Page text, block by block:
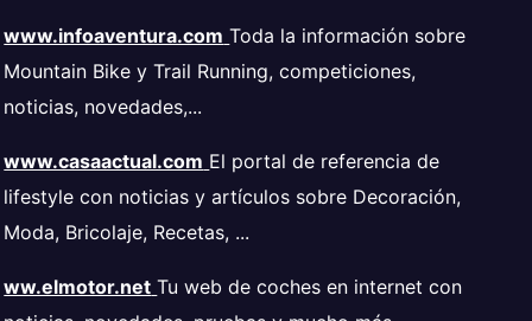
www.infoaventura.com Toda la información sobre
Mountain Bike y Trail Running, competiciones,
noticias, novedades,...
www.casaactual.com El portal de referencia de
lifestyle con noticias y artículos sobre Decoración,
Moda, Bricolaje, Recetas, ...
ww.elmotor.net Tu web de coches en internet con